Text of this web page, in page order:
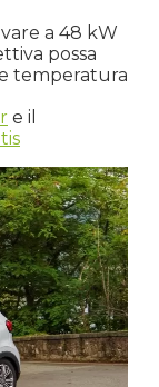
a 48 kW
possa
temperatura
e il